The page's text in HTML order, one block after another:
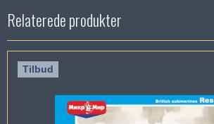
Relaterede produkter
Tilbud